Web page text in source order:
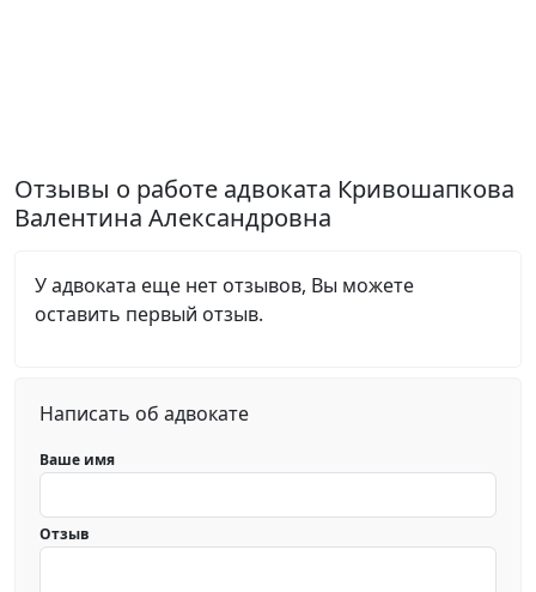
Отзывы о работе адвоката Кривошапкова
Валентина Александровна
У адвоката еще нет отзывов, Вы можете
оставить первый отзыв.
Написать об адвокате
Ваше имя
Отзыв